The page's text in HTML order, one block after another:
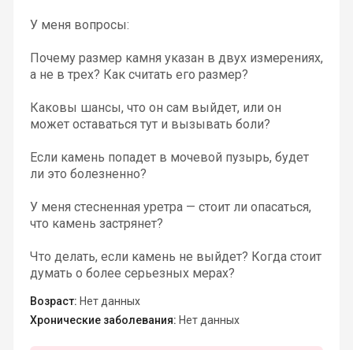
У меня вопросы:
Почему размер камня указан в двух измерениях,
а не в трех? Как считать его размер?
Каковы шансы, что он сам выйдет, или он
может оставаться тут и вызывать боли?
Если камень попадет в мочевой пузырь, будет
ли это болезненно?
У меня стесненная уретра — стоит ли опасаться,
что камень застрянет?
Что делать, если камень не выйдет? Когда стоит
думать о более серьезных мерах?
Возраст: Нет данных
Хронические заболевания: Нет данных